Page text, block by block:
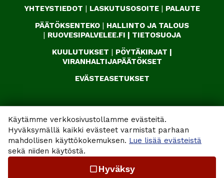
Käytämme verkkosivustollamme evästeitä.
Hyväksymällä kaikki evästeet varmistat parhaan
mahdollisen käyttökokemuksen. Lue lisää evästeistä
sekä niiden käytöstä.
check_box_outline_blank Hyväksy
YHTEYSTIEDOT | LASKUTUSOSOITE | PALAUTE
PÄÄTÖKSENTEKO | HALLINTO JA TALOUS
| RUOVESIPALVELEE.FI | TIETOSUOJA
KUULUTUKSET | PÖYTÄKIRJAT |
VIRANHALTIJAPÄÄTÖKSET
EVÄSTEASETUKSET